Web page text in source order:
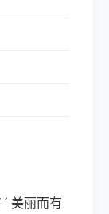
美丽而有